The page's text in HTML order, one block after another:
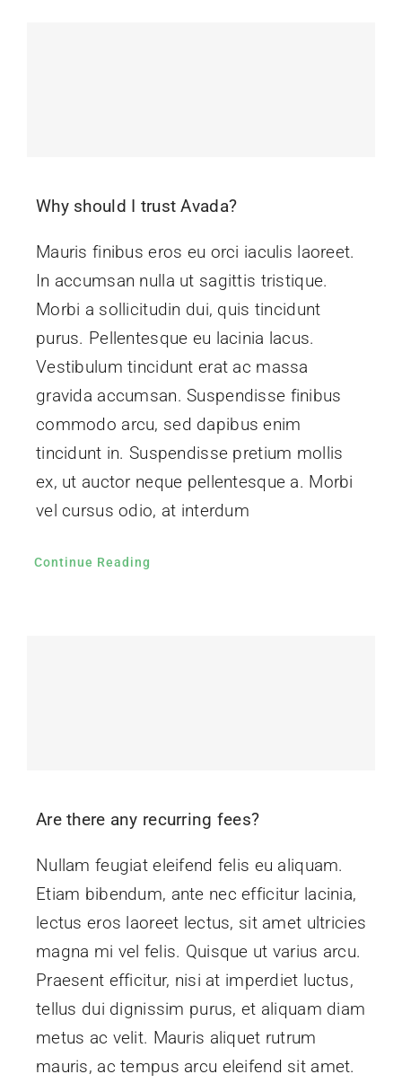
Why should I trust Avada?
Mauris finibus eros eu orci iaculis laoreet.
In accumsan nulla ut sagittis tristique.
Morbi a sollicitudin dui, quis tincidunt
purus. Pellentesque eu lacinia lacus.
Vestibulum tincidunt erat ac massa
gravida accumsan. Suspendisse finibus
commodo arcu, sed dapibus enim
tincidunt in. Suspendisse pretium mollis
ex, ut auctor neque pellentesque a. Morbi
vel cursus odio, at interdum
Continue Reading
Are there any recurring fees?
Nullam feugiat eleifend felis eu aliquam.
Etiam bibendum, ante nec efficitur lacinia,
lectus eros laoreet lectus, sit amet ultricies
magna mi vel felis. Quisque ut varius arcu.
Praesent efficitur, nisi at imperdiet luctus,
tellus dui dignissim purus, et aliquam diam
metus ac velit. Mauris aliquet rutrum
mauris, ac tempus arcu eleifend sit amet.